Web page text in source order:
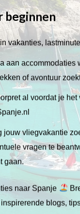
beginnen
vakanties,
aan
of avontuur
al voordat je
jouw vliegvakantie
vragen te
gaan.
naar Spanje
blogs,